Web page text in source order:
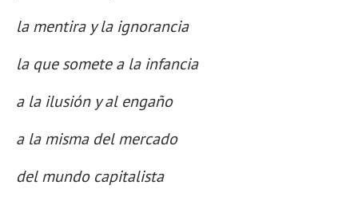
la mentira y la ignorancia
la que somete a la infancia
a la ilusión y al engaño
a la misma del mercado
del mundo capitalista